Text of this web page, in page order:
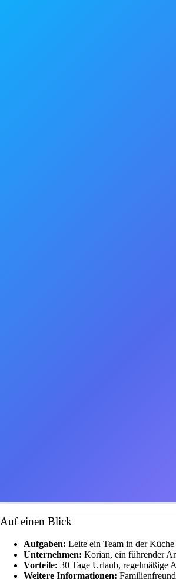
Auf einen Blick
Aufgaben: Leite ein Team in der
Unternehmen: Korian, ein führender
Vorteile: 30 Tage Urlaub, regelmäßige
Weitere Informationen: